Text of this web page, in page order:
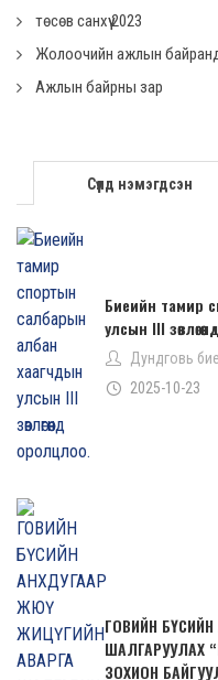
төсөв санхүү 2023
Жолоочийн ажлын
Ажлын байрны зар
Сүүлд нэмэгдсэн
Биеийн тамир
улсын III
Дундговь
2025-10-23
ГОВИЙН
ШАЛГАРУУЛАХ
ЗОХИОН